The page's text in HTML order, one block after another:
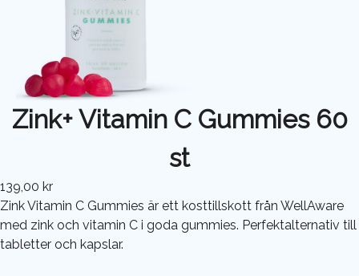
Zink+ Vitamin C Gummies 60
st
139,00 kr
Zink Vitamin C Gummies är ett kosttillskott från WellAware
med zink och vitamin C i goda gummies. Perfektalternativ till
tabletter och kapslar.